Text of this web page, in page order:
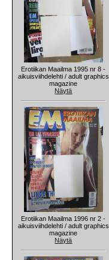
Erotiikan Maailma 1995 nr 8 -
aikuisviihdelehti / adult graphics
magazine
Näytä
Erotiikan Maailma 1996 nr 2 -
aikuisviihdelehti / adult graphics
magazine
Näytä